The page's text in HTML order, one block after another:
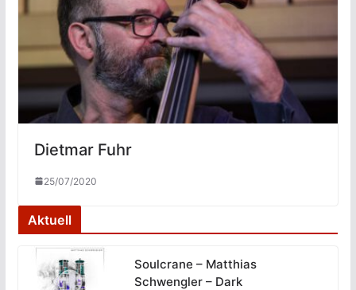
Dietmar Fuhr
25/07/2020
Aktuell
Soulcrane – Matthias
Schwengler – Dark